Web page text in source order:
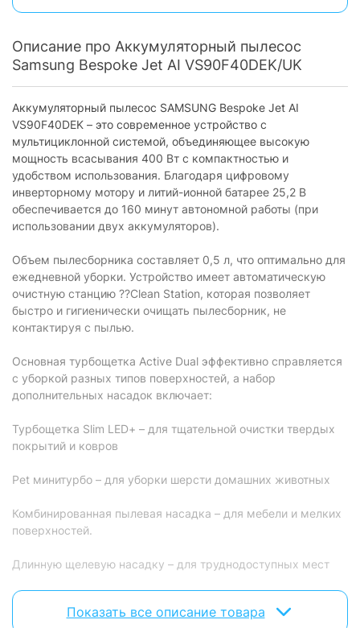
Напряжение
Мощность
Мощность
всасывания:
Регулятор мощности:
на ручке
Количество уровней
мощности:
4 режима + Турбо-режим
Потребляемая
мощность:
1050 Вт
Выпускной фильтр:
НЕРА моющийся
Уровень шума:
87 дБ
Объем пылесборника
:
Особенности
Сбор воды:
есть
Циклонная система:
есть
Эко-режим:
Турбо-режим:
есть
Насадки
Турбощетка:
Пол/Ковер:
есть
Для мебели:
есть
есть
Описание про Аккумуляторный пылесос
Samsung Bespoke Jet AI VS90F40DEK/UK
Аккумуляторный пылесос SAMSUNG Bespoke Jet AI
VS90F40DEK – это современное устройство с
мультициклонной системой, объединяющее высокую
мощность всасывания 400 Вт с компактностью и
удобством использования. Благодаря цифровому
инверторному мотору и литий-ионной батарее 25,2 В
обеспечивается до 160 минут автономной работы (при
использовании двух аккумуляторов).
Объем пылесборника составляет 0,5 л, что оптимально для
ежедневной уборки. Устройство имеет автоматическую
очистную станцию ??Clean Station, которая позволяет
быстро и гигиенически очищать пылесборник, не
контактируя с пылью.
Основная турбощетка Active Dual эффективно справляется
с уборкой разных типов поверхностей, а набор
дополнительных насадок включает:
Турбощетка Slim LED+ – для тщательной очистки твердых
покрытий и ковров
Pet минитурбо – для уборки шерсти домашних животных
Комбинированная пылевая насадка – для мебели и мелких
поверхностей.
Длинную щелевую насадку – для труднодоступных мест
Гибкая насадка – для максимального комфорта уборка.
Показать все описание товара